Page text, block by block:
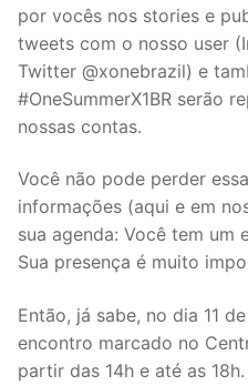
por vocês nos stories e
tweets com o nosso user
Twitter @xonebrazil) e
#OneSummerX1BR serão
nossas contas.
Você não pode perder
informações (aqui e em
sua agenda: Você tem um
Sua presença é muito
Então, já sabe, no dia 11
encontro marcado no
partir das 14h e até as